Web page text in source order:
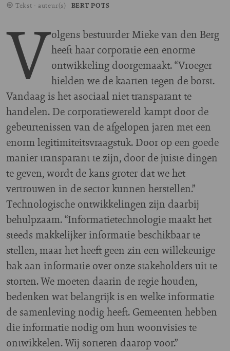
Tekst - auteur(s) BERT POTS
Volgens bestuurder Mieke van den Berg
heeft haar corporatie een enorme
ontwikkeling doorgemaakt. “Vroeger
hielden we de kaarten tegen de borst.
Vandaag is het asociaal niet transparant te
handelen. De corporatiewereld kampt door de
gebeurtenissen van de afgelopen jaren met een
enorm legitimiteitsvraagstuk. Door op een goede
manier transparant te zijn, door de juiste dingen
te geven, wordt de kans groter dat we het
vertrouwen in de sector kunnen herstellen.”
Technologische ontwikkelingen zijn daarbij
behulpzaam. “Informatietechnologie maakt het
steeds makkelijker informatie beschikbaar te
stellen, maar het heeft geen zin een willekeurige
bak aan informatie over onze stakeholders uit te
storten. We moeten daarin de regie houden,
bedenken wat belangrijk is en welke informatie
de samenleving nodig heeft. Gemeenten hebben
die informatie nodig om hun woonvisies te
ontwikkelen. Wij sorteren daarop voor.”